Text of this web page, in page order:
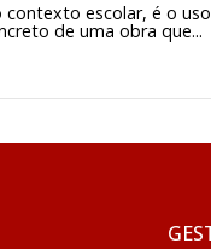
contexto escolar, é o uso
de uma obra que...